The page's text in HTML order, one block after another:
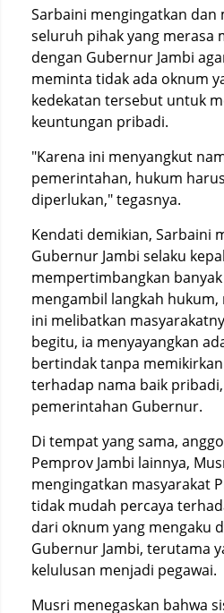
Sarbaini mengingatkan dan
seluruh pihak yang merasa
dengan Gubernur Jambi
meminta tidak ada oknum
kedekatan tersebut untuk
keuntungan pribadi.
"Karena ini menyangkut
pemerintahan, hukum
diperlukan," tegasnya.
Kendati demikian, Sarbaini
Gubernur Jambi selaku
mempertimbangkan
mengambil langkah
ini melibatkan
begitu, ia menyayangkan
bertindak tanpa
terhadap nama baik
pemerintahan Gubernur.
Di tempat yang sama,
Pemprov Jambi lainnya,
mengingatkan masyarakat
tidak mudah percaya
dari oknum yang mengaku
Gubernur Jambi, terutama
kelulusan menjadi pegawai.
Musri menegaskan bahwa